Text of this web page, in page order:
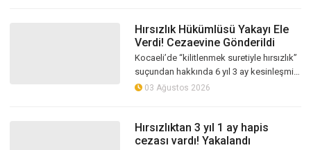
Hırsızlık Hükümlüsü Yakayı Ele
Verdi! Cezaevine Gönderildi
Kocaeli’de “kilitlenmek suretiyle hırsızlık”
suçundan hakkında 6 yıl 3 ay kesinleşmiş
hapis cezası bulunan F.D., polis
03 Ağustos 2026
Hırsızlıktan 3 yıl 1 ay hapis
cezası vardı! Yakalandı